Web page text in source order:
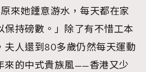
來她鍾意游水，每天都在家
持磅數。」除了有不惜工本
夫人還到80多歲仍然每天運動
來的中式貴族風——香港又少